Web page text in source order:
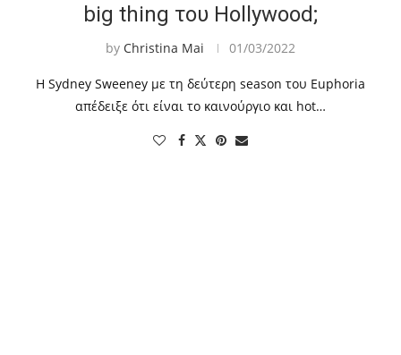
big thing του Hollywood;
by Christina Mai 01/03/2022
Η Sydney Sweeney με τη δεύτερη season του Euphoria
απέδειξε ότι είναι το καινούργιο και hot…